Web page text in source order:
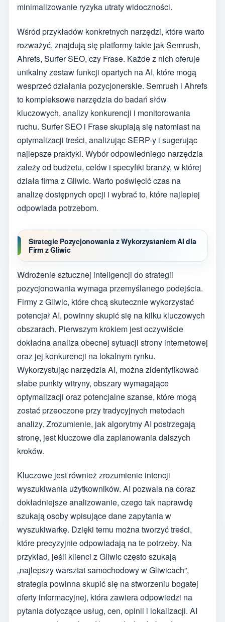
minimalizowanie ryzyka utraty widoczności.
Wśród przykładów konkretnych narzędzi, które warto
rozważyć, znajdują się platformy takie jak Semrush,
Ahrefs, Surfer SEO, czy Frase. Każde z nich oferuje
unikalny zestaw funkcji opartych na AI, które mogą
wesprzeć działania pozycjonerskie. Semrush i Ahrefs
to kompleksowe narzędzia do badań słów
kluczowych, analizy konkurencji i monitorowania
ruchu. Surfer SEO i Frase skupiają się natomiast na
optymalizacji treści, analizując SERP-y i sugerując
najlepsze praktyki. Wybór odpowiedniego narzędzia
zależy od budżetu, celów i specyfiki branży, w której
działa firma z Gliwic. Warto poświęcić czas na
analizę dostępnych opcji i wybrać to, które najlepiej
odpowiada potrzebom.
Strategie Pozycjonowania z Wykorzystaniem AI dla
Firm z Gliwic
Wdrożenie sztucznej inteligencji do strategii
pozycjonowania wymaga przemyślanego podejścia.
Firmy z Gliwic, które chcą skutecznie wykorzystać
potencjał AI, powinny skupić się na kilku kluczowych
obszarach. Pierwszym krokiem jest oczywiście
dokładna analiza obecnej sytuacji strony internetowej
oraz jej konkurencji na lokalnym rynku.
Wykorzystując narzędzia AI, można zidentyfikować
słabe punkty witryny, obszary wymagające
optymalizacji oraz potencjalne szanse, które mogą
zostać przeoczone przy tradycyjnych metodach
analizy. Zrozumienie, jak algorytmy AI postrzegają
stronę, jest kluczowe dla zaplanowania dalszych
kroków.
Kluczowe jest również zrozumienie intencji
wyszukiwania użytkowników. AI pozwala na coraz
dokładniejsze analizowanie, czego tak naprawdę
szukają osoby wpisujące dane zapytania w
wyszukiwarkę. Dzięki temu można tworzyć treści,
które precyzyjnie odpowiadają na te potrzeby. Na
przykład, jeśli klienci z Gliwic często szukają
„najlepszy warsztat samochodowy w Gliwicach”,
strategia powinna skupić się na stworzeniu bogatej
oferty informacyjnej, która zawiera odpowiedzi na
pytania dotyczące usług, cen, opinii i lokalizacji. AI